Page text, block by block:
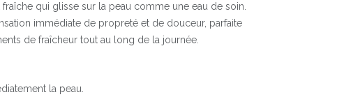
qui glisse sur la peau comme une eau de soin.
immédiate de propreté et de douceur, parfaite
de fraîcheur tout au long de la journée.
la peau.